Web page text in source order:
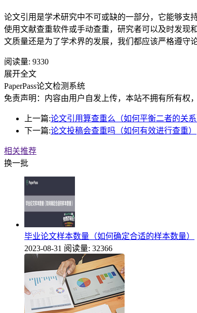
论文引用是学术研究中不可或缺的一部分，它能够支
使用文献查重软件或手动查重，研究者可以及时发现
文质量还是为了学术界的发展，我们都应该严格遵守
阅读量: 9330
展开全文
PaperPass论文检测系统
免责声明：内容由用户自发上传，本站不拥有所有权
上一篇:论文引用算查重么（如何平衡二者的关系
下一篇:论文投稿会查重吗（如何有效进行查重）
相关推荐
换一批
毕业论文样本数量（如何确定合适的样本数量）
2023-08-31 阅读量: 32366